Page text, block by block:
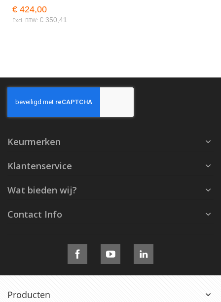
€ 424,00
€ 350,41
Keurmerken
Klantenservice
Wat bieden wij?
Contact Info
Producten